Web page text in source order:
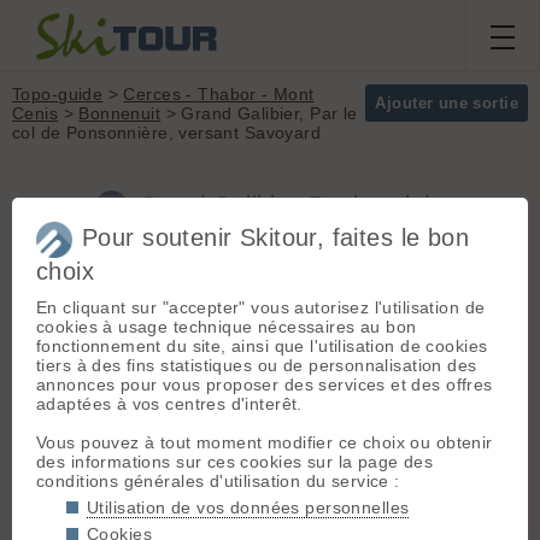
Ajouter une sortie
Topo-guide > Cerces - Thabor - Mont
Cenis > Bonnenuit > Grand Galibier, Par le
col de Ponsonnière, versant Savoyard
Grand Galibier, Par le col de
Ponsonnière, versant Savoyard (Cerces -
Massif :Cerces -
Thabor - Mont Cenis
Sommet :Grand
Dénivelé : 1600 m.
Difficulté de
montée :
Départ :Bonnenuit(1670 m) -
St-Jean de Maurienne > Valloire >
Bonnenuit (terminus hivernal)
peut monter jusqu'à Plan Lachat, ou
même jusqu'au col du Galibier
Itinéraire :De Bonnenuit suivre
la route jusqu'à Plan Lachat puis
Pour soutenir Skitour, faites le bon
choix
En cliquant sur "accepter" vous autorisez l'utilisation de
cookies à usage technique nécessaires au bon
fonctionnement du site, ainsi que l'utilisation de cookies
tiers à des fins statistiques ou de personnalisation des
annonces pour vous proposer des services et des offres
adaptées à vos centres d'interêt.
Vous pouvez à tout moment modifier ce choix ou obtenir
des informations sur ces cookies sur la page des
conditions générales d'utilisation du service :
Utilisation de vos données personnelles
Cookies